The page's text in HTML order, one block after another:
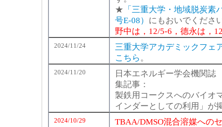
★ 「三重大学・地域脱炭
号E-08） にもおいでくださ
野中は，12/5-6，德永は，
2024/11/24
三重大学アカデミックフェ
こちら。
2024/11/20
日本エネルギー学会機関誌
集記事：
製鉄用コークスへのバイオ
インダーとしての利用」が
2024/10/29
TBAA/DMSO混合溶媒への